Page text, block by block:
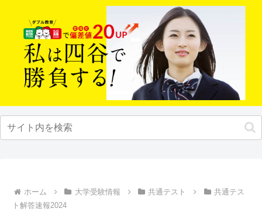
ホーム 大学受験情報 共通テスト
共通テス
ト解答速報2024